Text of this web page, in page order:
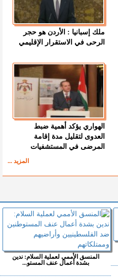
ملك إسبانيا : الأردن هو حجر
الرحى في الاستقرار الإقليمي
الهواري يؤكد أهمية ضبط
العدوى لتقليل مدة إقامة
المرضى في المستشفيات
المزيد ...
المنسق الأممي لعملية السلام: ندين
بشدة أعمال عنف المستو...